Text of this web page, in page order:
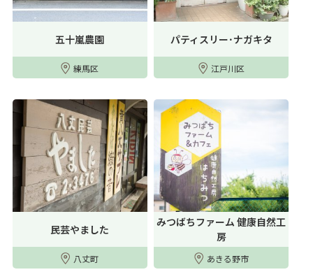
五十嵐農園
練馬区
パティスリー･ナガキタ
江戸川区
民芸やました
八丈町
みつばちファーム 健康自然工
房
あきる野市